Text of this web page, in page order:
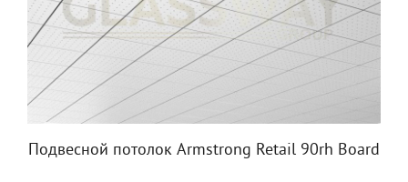
Подвесной потолок Armstrong Retail 90rh Board